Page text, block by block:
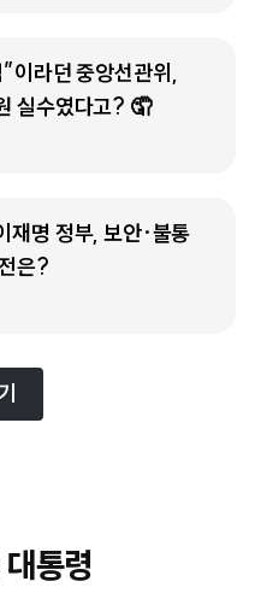
이라던 중앙선관위,
실수였다고? 🤦
재명 정부, 보안·불통
은?
통령